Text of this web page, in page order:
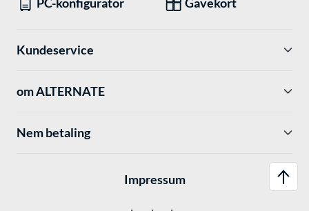
Kundeservice
om ALTERNATE
Nem betaling
Impressum